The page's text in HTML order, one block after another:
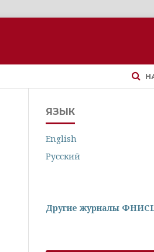
ЯЗЫК
English
Русский
Другие журналы